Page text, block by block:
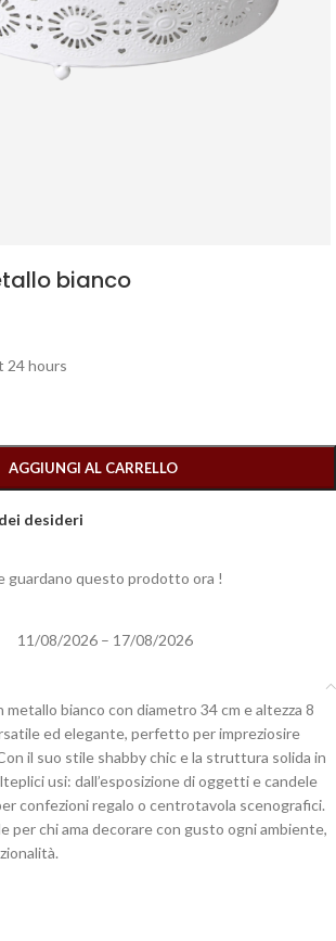
bianco
24 hours
AGGIUNGI AL CARRELLO
desideri
guardano questo prodotto ora !
11/08/2026 – 17/08/2026
bianco con diametro 34 cm e altezza 8
ed elegante, perfetto per impreziosire
il suo stile shabby chic e la struttura solida in
usi: dall’esposizione di oggetti e candele
confezioni regalo o centrotavola scenografici.
per chi ama decorare con gusto ogni ambiente,